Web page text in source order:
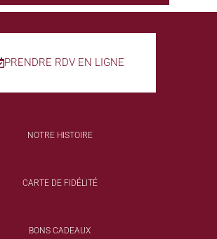
PRENDRE RDV EN LIGNE
NOTRE HISTOIRE
CARTE DE FIDÉLITÉ
BONS CADEAUX